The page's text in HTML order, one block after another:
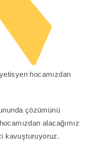
hocamızdan
çözümünü
alacağımız
kavuşturuyoruz.